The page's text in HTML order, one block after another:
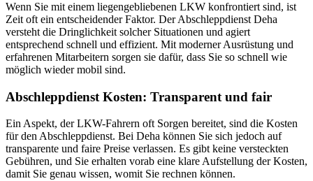
Wenn Sie mit einem liegengebliebenen LKW konfrontiert sind, ist
Zeit oft ein entscheidender Faktor. Der Abschleppdienst Deha
versteht die Dringlichkeit solcher Situationen und agiert
entsprechend schnell und effizient. Mit moderner Ausrüstung und
erfahrenen Mitarbeitern sorgen sie dafür, dass Sie so schnell wie
möglich wieder mobil sind.
Abschleppdienst Kosten: Transparent und fair
Ein Aspekt, der LKW-Fahrern oft Sorgen bereitet, sind die Kosten
für den Abschleppdienst. Bei Deha können Sie sich jedoch auf
transparente und faire Preise verlassen. Es gibt keine versteckten
Gebühren, und Sie erhalten vorab eine klare Aufstellung der Kosten,
damit Sie genau wissen, womit Sie rechnen können.